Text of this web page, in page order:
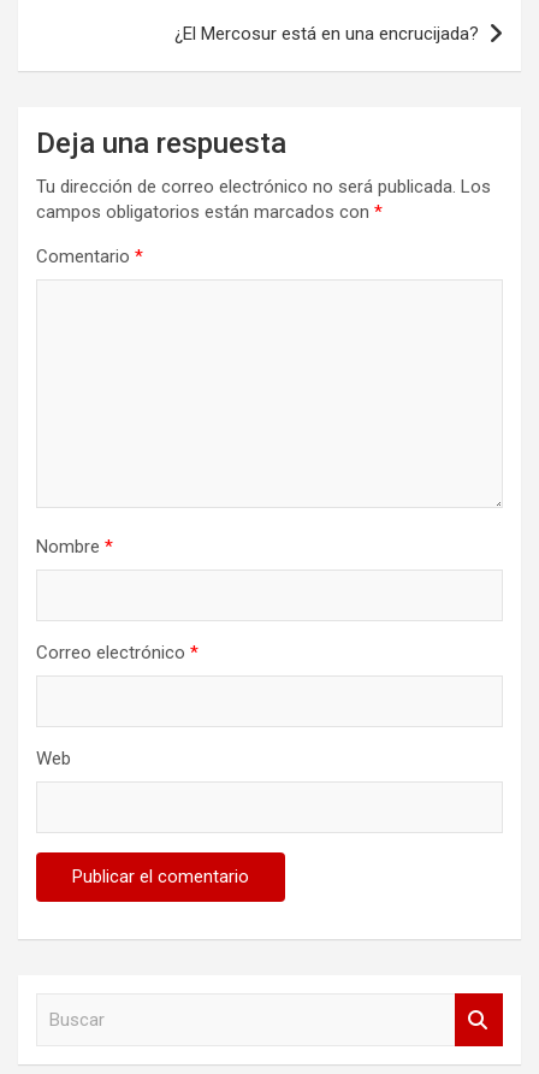
¿El Mercosur está en una encrucijada?
Deja una respuesta
Tu dirección de correo electrónico no será publicada. Los
campos obligatorios están marcados con *
Comentario *
Nombre *
Correo electrónico *
Web